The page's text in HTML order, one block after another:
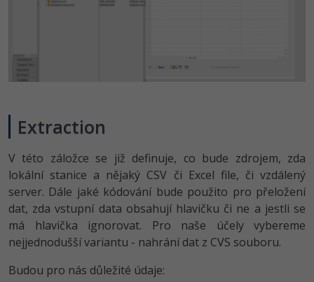
Extraction
V této záložce se již definuje, co bude zdrojem, zda
lokální stanice a nějaký CSV či Excel file, či vzdálený
server. Dále jaké kódování bude použito pro přeložení
dat, zda vstupní data obsahují hlavičku či ne a jestli se
má hlavička ignorovat. Pro naše účely vybereme
nejjednodušší variantu - nahrání dat z CVS souboru.
Budou pro nás důležité údaje: